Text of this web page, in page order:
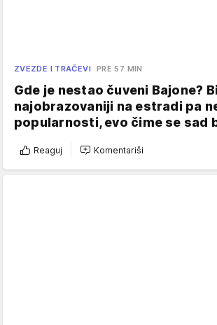
ZVEZDE I TRAČEVI PRE 57 MIN
Gde je nestao čuveni Bajone?
najobrazovaniji na estradi pa
popularnosti, evo čime se sad
Reaguj Komentariši